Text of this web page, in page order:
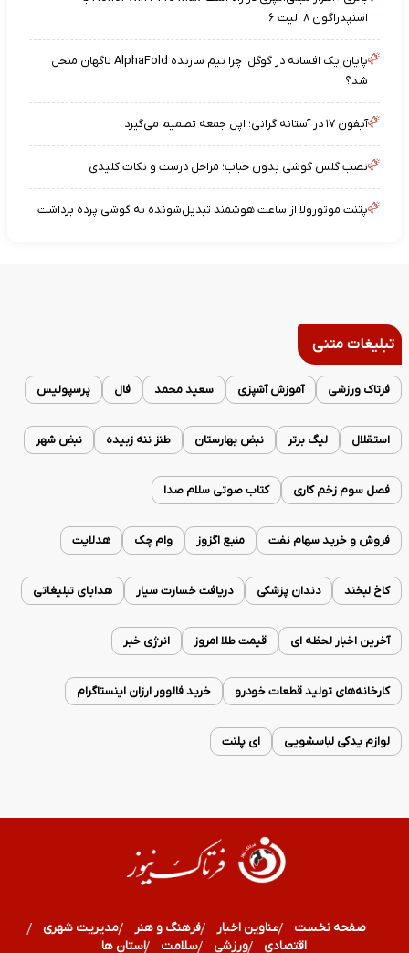
اسنپدراگون ۸ الیت ۶
پایان یک افسانه در گوگل؛ چرا تیم سازنده AlphaFold ناگهان منحل
شد؟
آیفون ۱۷ در آستانه گرانی؛ اپل جمعه تصمیم می‌گیرد
نصب گلس گوشی بدون حباب؛ مراحل درست و نکات کلیدی
پتنت موتورولا از ساعت هوشمند تبدیل‌شونده به گوشی پرده برداشت
تبلیغات متنی
فرتاک ورزشی آموزش آشپزی سعید محمد فال پرسپولیس
استقلال لیگ برتر نبض بهارستان طنز ننه زبیده نبض شهر
فصل سوم زخم کاری کتاب صوتی سلام صدا
فروش و خرید سهام نفت منبع اگزوز وام چک هدلایت
کاخ لبخند دندان پزشکی دریافت خسارت سیار هدایای تبلیغاتی
آخرین اخبار لحظه ای قیمت طلا امروز انرژی خبر
کارخانه‌های تولید قطعات خودرو خرید فالوور ارزان اینستاگرام
لوازم یدکی لباسشویی ای پلنت
صفحه نخست عناوین اخبار فرهنگ و هنر
مدیریت شهری
اقتصادی
ورزشی سلامت استان ها